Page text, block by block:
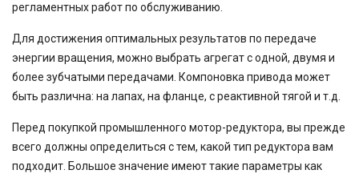
225
500
750
регламентных работ по обслуживанию.
Для достижения оптимальных результатов по передаче
энергии вращения, можно выбрать агрегат с одной, двумя и
более зубчатыми передачами. Компоновка привода может
быть различна: на лапах, на фланце, с реактивной тягой и т.д.
Перед покупкой промышленного мотор-редуктора, вы прежде
всего должны определиться с тем, какой тип редуктора вам
подходит. Большое значение имеют такие параметры как